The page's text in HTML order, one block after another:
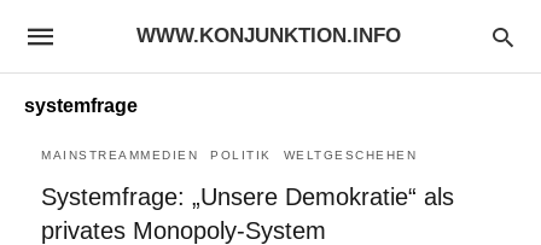
WWW.KONJUNKTION.INFO
systemfrage
MAINSTREAMMEDIEN POLITIK WELTGESCHEHEN
Systemfrage: „Unsere Demokratie“ als
privates Monopoly-System